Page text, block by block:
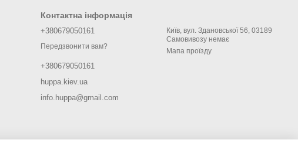
Контактна інформація
+380679050161
Передзвонити вам?
+380679050161
huppa.kiev.ua
info.huppa@gmail.com
Київ, вул. Здановської 56, 03189
Самовивозу немає
Мапа проїзду